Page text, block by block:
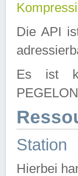
Die API
Es ist
Station
Hierbei